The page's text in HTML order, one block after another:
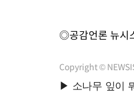
◎공감언론 뉴시
Copyright ©